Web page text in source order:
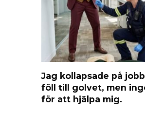
Jag kollapsade på
föll till golvet, men
för att hjälpa mig.